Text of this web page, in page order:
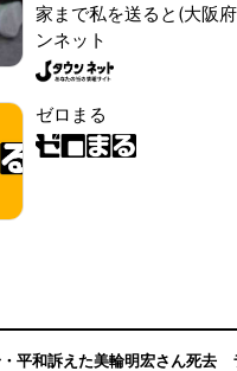
家まで私を送ると(大阪
ンネット
ゼロまる
平和訴えた美輪明宏さん死去